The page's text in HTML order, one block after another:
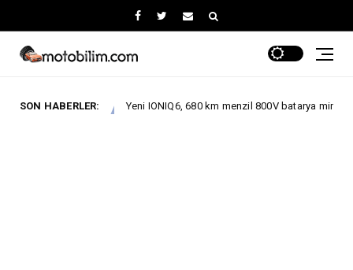
SON HABERLER:
Yeni IONIQ6, 680 km menzil 800V batarya mimarisiyle